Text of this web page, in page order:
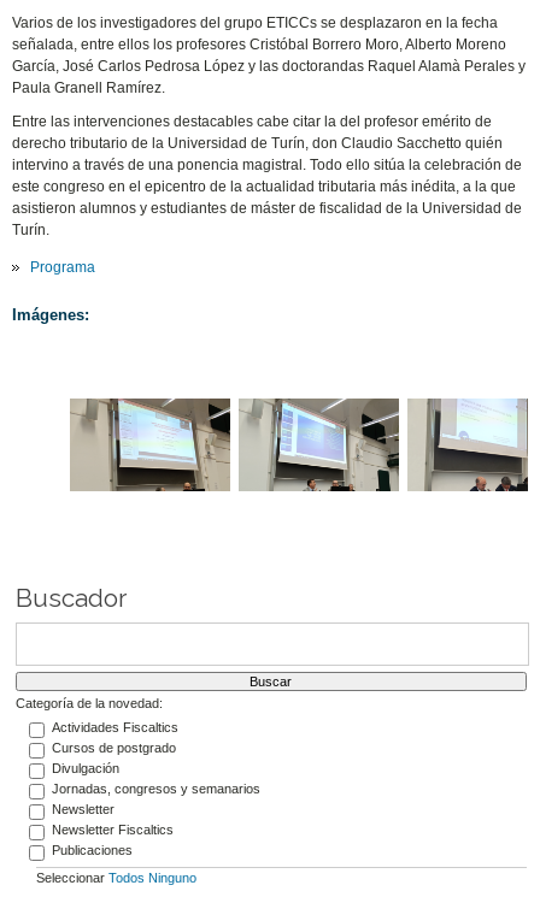
Varios de los investigadores del grupo ETICCs se desplazaron en la fecha
señalada, entre ellos los profesores Cristóbal Borrero Moro, Alberto Moreno
García, José Carlos Pedrosa López y las doctorandas Raquel Alamà Perales y
Paula Granell Ramírez.
Entre las intervenciones destacables cabe citar la del profesor emérito de
derecho tributario de la Universidad de Turín, don Claudio Sacchetto quién
intervino a través de una ponencia magistral. Todo ello sitúa la celebración de
este congreso en el epicentro de la actualidad tributaria más inédita, a la que
asistieron alumnos y estudiantes de máster de fiscalidad de la Universidad de
Turín.
Programa
Imágenes:
Buscador
Categoría de la novedad:
Actividades Fiscaltics
Cursos de postgrado
Divulgación
Jornadas, congresos y semanarios
Newsletter
Newsletter Fiscaltics
Publicaciones
Seleccionar Todos Ninguno